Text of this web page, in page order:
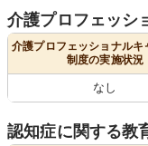
介護プロフェッシ
介護プロフェッショナルキ
制度の実施状況
なし
認知症に関する教